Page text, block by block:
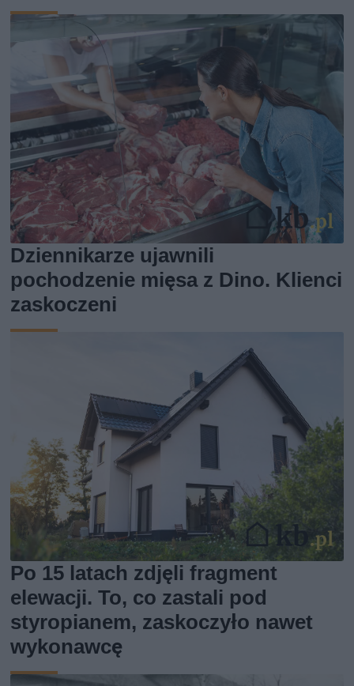
Dziennikarze ujawnili
pochodzenie mięsa z Dino. Klienci
zaskoczeni
Po 15 latach zdjęli fragment
elewacji. To, co zastali pod
styropianem, zaskoczyło nawet
wykonawcę